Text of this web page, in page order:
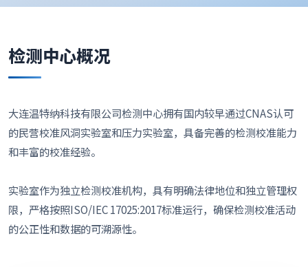
检测中心概况
大连温特纳科技有限公司检测中心拥有国内较早通过CNAS认可
的民营校准风洞实验室和压力实验室，具备完善的检测校准能力
和丰富的校准经验。
实验室作为独立检测校准机构，具有明确法律地位和独立管理权
限，严格按照ISO/IEC 17025:2017标准运行，确保检测校准活动
的公正性和数据的可溯源性。